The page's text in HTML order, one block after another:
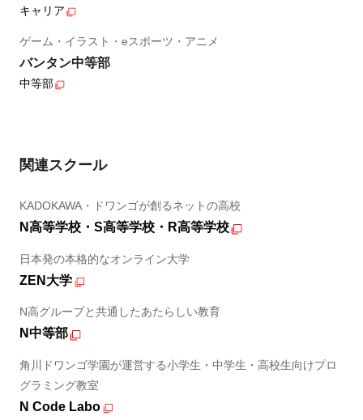
キャリア
ゲーム・イラスト・eスポーツ・アニメ
バンタン中等部
中等部
関連スクール
KADOKAWA・ドワンゴが創るネットの高校
N高等学校・S高等学校・R高等学校
日本発の本格的なオンライン大学
ZEN大学
N高グループと共通したあたらしい教育
N中等部
角川ドワンゴ学園が運営する小学生・中学生・高校生向けプロ
グラミング教室
N Code Labo